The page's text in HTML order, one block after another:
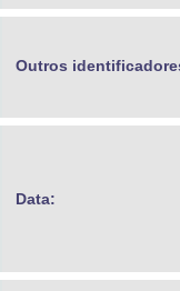
Outros
Data: